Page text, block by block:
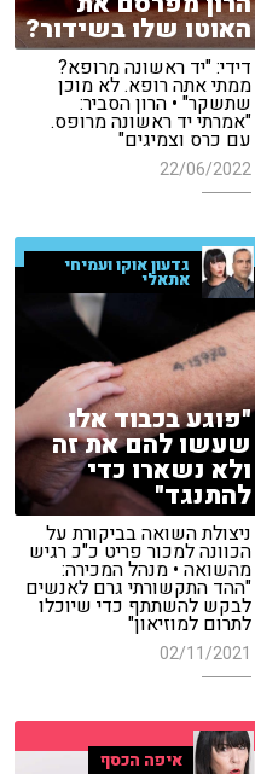
האוטו שלו בשידור?
דידי: "יד ראשונה מרופא?
ממתי אתה רופא. לא מוכן
שתשקר" • הרון הסביר:
"אמרתי יד ראשונה מרופס.
עם כרס וצמיגים"
22/06/2022
גדעון אוקו ועמיחי
אתאלי
"פוגע בכבוד אלו
שעשו להם את זה
ולא נשארו כדי
להתנגד"
ניצולת השואה בביקורת על
הכוונה למכור פריט כ"כ רגיש
מהשואה • מנהל המכירה:
"ההד התקשורתי גרם לאנשים
לבקש להשתתף כדי שיוכלו
לתרום למוזיאון"
02/11/2021
איפה הכסף